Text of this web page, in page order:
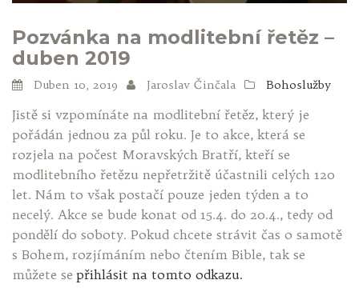
Pozvánka na modlitební řetěz –
duben 2019
Duben 10, 2019 Jaroslav Činčala Bohoslužby
Jistě si vzpomínáte na modlitební řetěz, který je
pořádán jednou za půl roku. Je to akce, která se
rozjela na počest Moravských Bratří, kteří se
modlitebního řetězu nepřetržitě účastnili celých 120
let. Nám to však postačí pouze jeden týden a to
necelý. Akce se bude konat od 15.4. do 20.4., tedy od
pondělí do soboty. Pokud chcete strávit čas o samotě
s Bohem, rozjímáním nebo čtením Bible, tak se
můžete se přihlásit na tomto odkazu.